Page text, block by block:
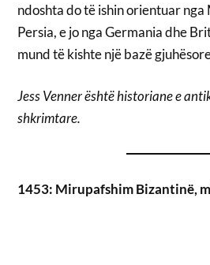
ndoshta do të ishin orientuar
Persia, e jo nga Germania dhe
mund të kishte një bazë
Jess Venner është historiane e
shkrimtare.
1453: Mirupafshim Bizantinë,